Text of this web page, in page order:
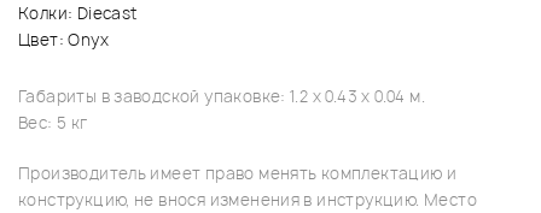
Колки: Diecast
Цвет: Onyx
Габариты в заводской упаковке: 1.2 x 0.43 x 0.04 м.
Вес: 5 кг
Производитель имеет право менять комплектацию и
конструкцию, не внося изменения в инструкцию. Место